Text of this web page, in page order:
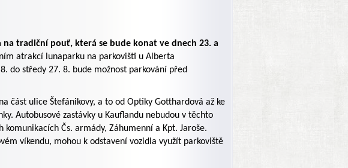
tradiční pouť, která se bude konat ve dnech 23. a
atrakcí lunaparku na parkovišti u Alberta
do středy 27. 8. bude možnost parkování před
část ulice Štefánikovy, a to od Optiky Gotthardová až ke
Autobusové zastávky u Kauflandu nebudou v těchto
Čs. armády, Záhumenní a Kpt. Jaroše.
víkendu, mohou k odstavení vozidla využít parkoviště